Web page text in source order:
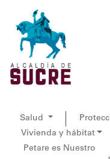
Salud
Vivienda y hábitat
Petare es Nuestro